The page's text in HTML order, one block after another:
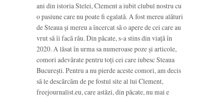
ani din istoria Stelei, Clement a iubit clubul nostru cu
o pasiune care nu poate fi egalată. A fost mereu alături
de Steaua și mereu a încercat să o apere de cei care au
vrut să îi facă rău. Din păcate, s-a stins din viață în
2020. A lăsat în urma sa numeroase poze și articole,
comori adevărate pentru toți cei care iubesc Steaua
București. Pentru a nu pierde aceste comori, am decis
să le descărcăm de pe fostul site al lui Clement,
freejournalist.eu, care astăzi, din păcate, nu mai e